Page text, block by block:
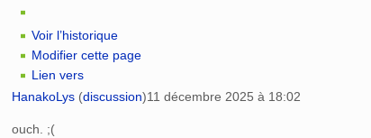
Voir l’historique
Modifier cette page
Lien vers
HanakoLys (discussion)11 décembre 2025 à 18:02
ouch. ;(